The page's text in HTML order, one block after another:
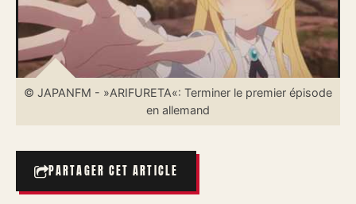
© JAPANFM - »ARIFURETA«: Terminer le premier épisode
en allemand
PARTAGER CET ARTICLE